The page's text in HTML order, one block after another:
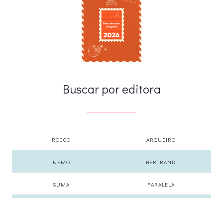
Buscar por editora
ROCCO ARQUEIRO
NEMO BERTRAND
SUMA PARALELA